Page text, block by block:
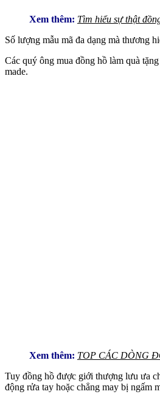
Xem thêm: Tìm hiểu sự thật
Số lượng mẫu mã đa dạng mà thương
Các quý ông mua đồng hồ làm quà
made.
Xem thêm: TOP CÁC DÒNG
Tuy đồng hồ được giới thượng lưu ưa
động rửa tay hoặc chẳng may bị ngấm